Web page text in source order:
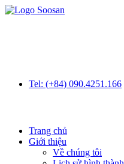
Skip
Tel: (+84) 090.4251.166
Trang chủ
Giới thiệu
Về chúng tôi